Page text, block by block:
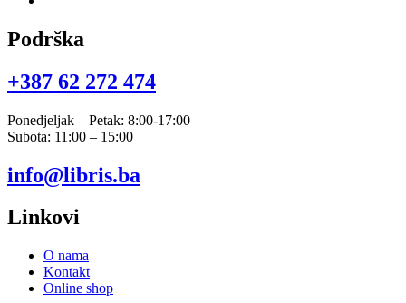
Podrška
+387 62 272 474​
Ponedjeljak – Petak: 8:00-17:00
Subota: 11:00 – 15:00
info@libris.ba
Linkovi
O nama
Kontakt
Online shop